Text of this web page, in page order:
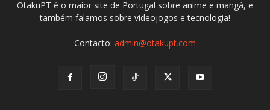
OtakuPT é o maior site de Portugal sobre anime e mangá, e
também falamos sobre videojogos e tecnologia!
Contacto: admin@otakupt.com